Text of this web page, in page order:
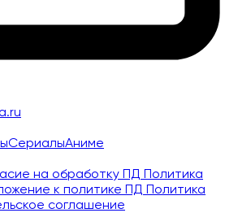
СериалыАниме
на обработку ПД Политика
к политике ПД Политика
соглашение